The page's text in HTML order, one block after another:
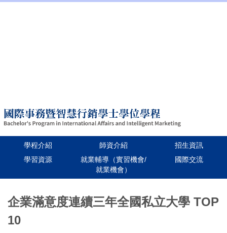
到
主
要
學程介紹 師資介紹
招生資訊
學習資源
就業輔導（實習機會/
就業機會）
國際交流
企業滿意度連續三年全國私立大學 TOP
10